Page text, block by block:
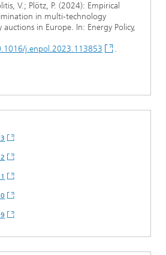
V.; Plötz, P. (2024): Empirical
in multi-technology
in Europe. In: Energy Policy,
j.enpol.2023.113853
.